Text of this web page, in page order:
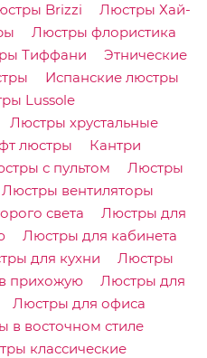
Brizzi
Люстры Хай-
Люстры флористика
Тиффани
Этнические
Испанские люстры
Lussole
Люстры хрустальные
люстры
Кантри
с пультом
Люстры
Люстры вентиляторы
света
Люстры для
Люстры для кабинета
для кухни
Люстры
прихожую
Люстры для
Люстры для офиса
в восточном стиле
классические